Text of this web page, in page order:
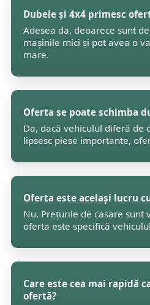
Dubele și 4x4 primesc
Adesea da, deoarece sunt
mașinile mici și pot avea o
mare.
Oferta se poate schimba
Da, dacă vehiculul diferă de
lipsesc piese importante,
Oferta este același lucru
Nu. Prețurile de casare sunt
oferta este specifică
Care este cea mai rapidă
ofertă?